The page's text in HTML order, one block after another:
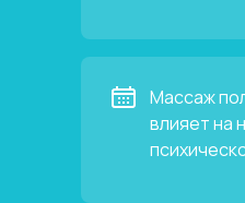
Массаж
влияет на